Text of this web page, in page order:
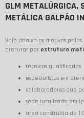
GLM METALÚRGICA,
METÁLICA GALPÃO
Veja abaixo os motivos pelos
procurar por estrutura
técnicos qualificados
especialistas em
colaboradores que
sede localizada em
área construída de